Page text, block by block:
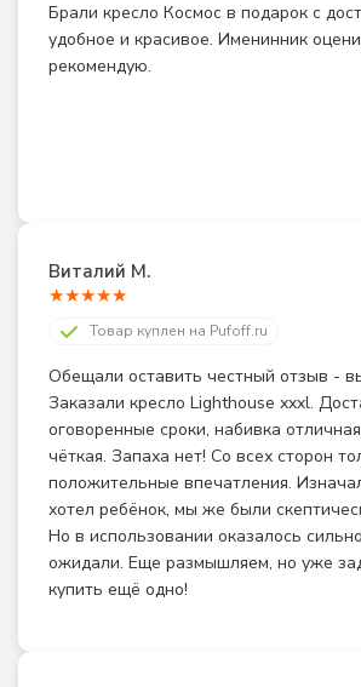
Брали кресло Космос в подарок с
удобное и красивое. Именинник
рекомендую.
Виталий М.
★★★★★
Товар куплен на Pufoff.ru
Обещали оставить честный отзыв -
Заказали кресло Lighthouse xxxl.
оговоренные сроки, набивка
чёткая. Запаха нет! Со всех сторон
положительные впечатления.
хотел ребёнок, мы же были
Но в использовании оказалось
ожидали. Еще размышляем, но уже
купить ещё одно!